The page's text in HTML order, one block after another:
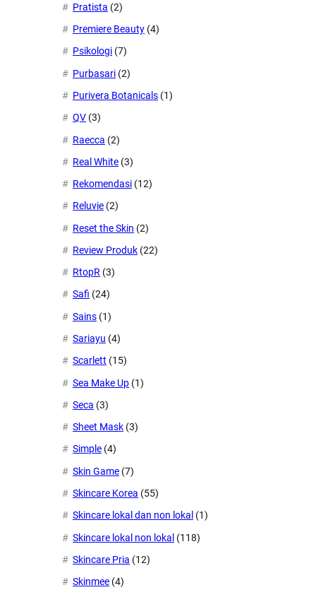
Pratista (2)
Premiere Beauty (4)
Psikologi (7)
Purbasari (2)
Purivera Botanicals (1)
QV (3)
Raecca (2)
Real White (3)
Rekomendasi (12)
Reluvie (2)
Reset the Skin (2)
Review Produk (22)
RtopR (3)
Safi (24)
Sains (1)
Sariayu (4)
Scarlett (15)
Sea Make Up (1)
Seca (3)
Sheet Mask (3)
Simple (4)
Skin Game (7)
Skincare Korea (55)
Skincare lokal dan non lokal (1)
Skincare lokal non lokal (118)
Skincare Pria (12)
Skinmee (4)